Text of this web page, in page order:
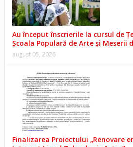
Au început înscrierile la cursul de
Școala Populară de Arte și Meserii
august 05, 2026
Finalizarea Proiectului „Renovare